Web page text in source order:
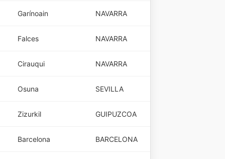
Garínoain NAVARRA
Falces NAVARRA
Cirauqui NAVARRA
Osuna SEVILLA
Zizurkil GUIPUZCOA
Barcelona BARCELONA